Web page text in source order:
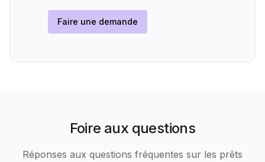
Faire une demande
Foire aux questions
Réponses aux questions fréquentes sur les prêts